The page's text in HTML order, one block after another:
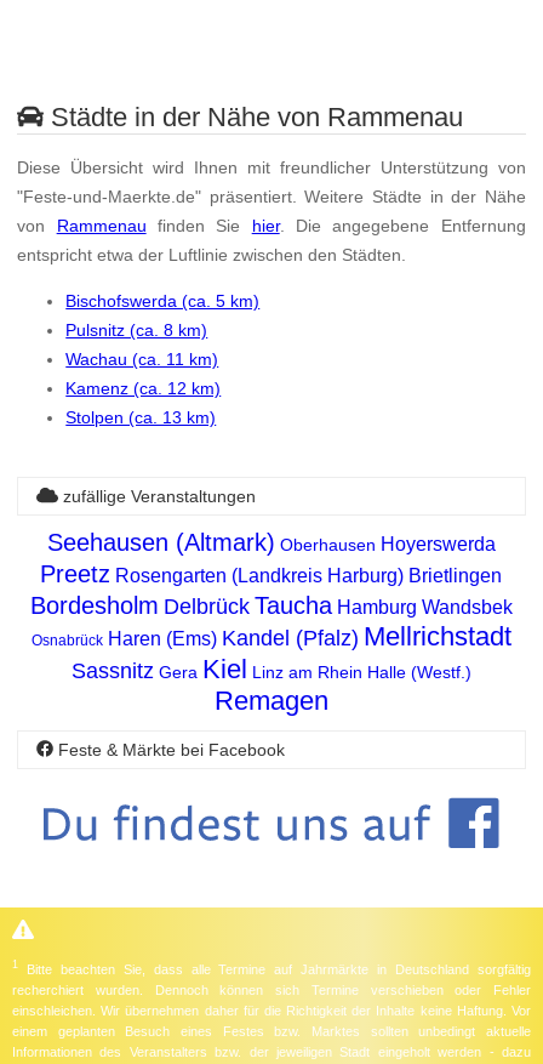
Städte in der Nähe von Rammenau
Diese Übersicht wird Ihnen mit freundlicher Unterstützung von
"Feste-und-Maerkte.de" präsentiert. Weitere Städte in der Nähe
von Rammenau finden Sie hier. Die angegebene Entfernung
entspricht etwa der Luftlinie zwischen den Städten.
Bischofswerda (ca. 5 km)
Pulsnitz (ca. 8 km)
Wachau (ca. 11 km)
Kamenz (ca. 12 km)
Stolpen (ca. 13 km)
zufällige Veranstaltungen
Seehausen (Altmark) Oberhausen Hoyerswerda
Preetz Rosengarten (Landkreis Harburg) Brietlingen
Bordesholm Delbrück Taucha Hamburg Wandsbek
Osnabrück Haren (Ems) Kandel (Pfalz) Mellrichstadt
Sassnitz Gera Kiel Linz am Rhein Halle (Westf.)
Remagen
Feste & Märkte bei Facebook
1 Bitte beachten Sie, dass alle Termine auf Jahrmärkte in Deutschland sorgfältig
recherchiert wurden. Dennoch können sich Termine verschieben oder Fehler
einschleichen. Wir übernehmen daher für die Richtigkeit der Inhalte keine Haftung. Vor
einem geplanten Besuch eines Festes bzw. Marktes sollten unbedingt aktuelle
Informationen des Veranstalters bzw. der jeweiligen Stadt eingeholt werden - dazu